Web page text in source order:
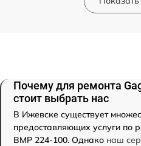
Почему для ремонта
стоит выбрать нас
В Ижевске существует
предоставляющих услуги по
BMP 224-100. Однако наш